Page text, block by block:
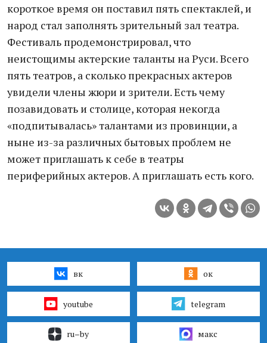
короткое время он поставил пять спектаклей, и
народ стал заполнять зрительный зал театра.
Фестиваль продемонстрировал, что
неистощимы актерские таланты на Руси. Всего
пять театров, а сколько прекрасных актеров
увидели члены жюри и зрители. Есть чему
позавидовать и столице, которая некогда
«подпитывалась» талантами из провинции, а
ныне из-за различных бытовых проблем не
может приглашать к себе в театры
периферийных актеров. А приглашать есть кого.
вк ок
youtube telegram
ru–by макс